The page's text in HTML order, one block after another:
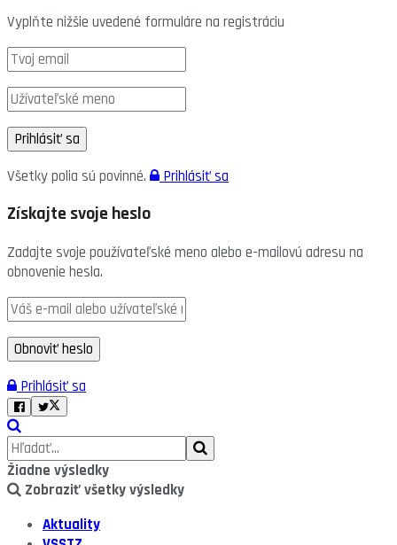
Vyplňte nižšie uvedené formuláre na registráciu
Všetky polia sú povinné. Prihlásiť sa
Získajte svoje heslo
Zadajte svoje používateľské meno alebo e-mailovú adresu na
obnovenie hesla.
Prihlásiť sa
Žiadne výsledky
Zobraziť všetky výsledky
Aktuality